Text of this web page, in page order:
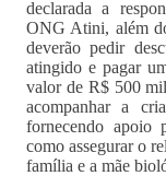
declarada a
ONG Atini, além
deverão pedir
atingido e pagar
valor de R$ 500
acompanhar a
fornecendo apoio
como assegurar o
família e a mãe